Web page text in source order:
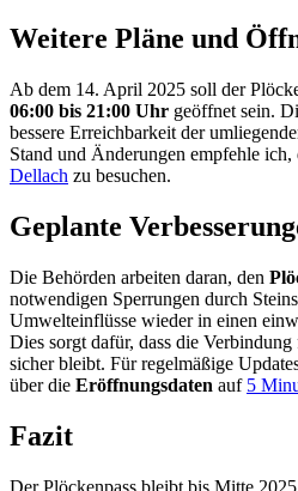
Weitere Pläne und
Ab dem 14. April 2025 soll der
06:00 bis 21:00 Uhr geöffnet sein.
bessere Erreichbarkeit der
Stand und Änderungen empfehle
Dellach zu besuchen.
Geplante
Die Behörden arbeiten daran, den
notwendigen Sperrungen durch
Umwelteinflüsse wieder in einen
Dies sorgt dafür, dass die
sicher bleibt. Für regelmäßige
über die Eröffnungsdaten auf 5
Fazit
Der Plöckenpass bleibt bis Mitte